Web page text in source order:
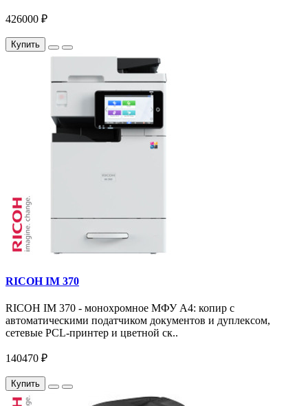
426000 ₽
Купить
RICOH IM 370
RICOH IM 370 - монохромное МФУ A4: копир с
автоматическими податчиком документов и дуплексом,
сетевые PCL-принтер и цветной ск..
140470 ₽
Купить